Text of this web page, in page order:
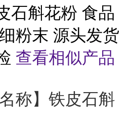
石斛花粉 食品
粉末 源头发货
查看相似产品
名称】铁皮石斛